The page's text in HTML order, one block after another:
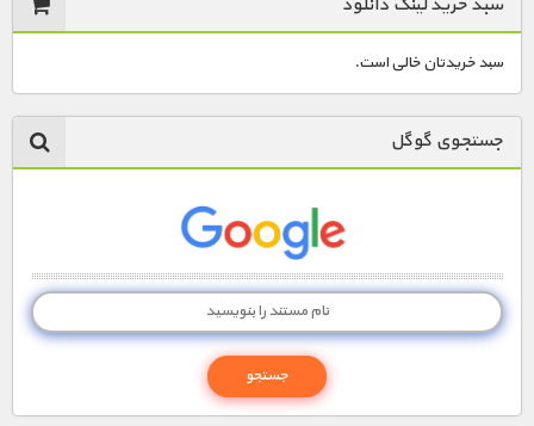
سبد خریدتان خالی است.
جستجوی گوگل